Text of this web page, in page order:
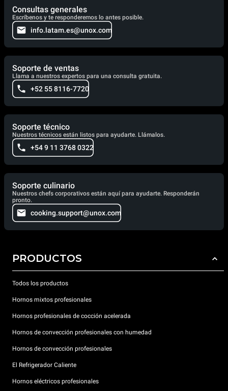
Consultas generales
Escríbenos y te responderemos lo antes posible.
info.latam.es@unox.com
Soporte de ventas
Llama a nuestros expertos para una consulta gratuita.
+52 55 8116-7720
Soporte técnico
Nuestros técnicos están listos para ayudarte. Llámalos.
+54 9 11 3768 0322
Soporte culinario
Nuestros chefs corporativos están aquí para ayudarte. Responderán
pronto.
cooking.support@unox.com
PRODUCTOS
Todos los productos
Hornos mixtos profesionales
Hornos profesionales de cocción acelerada
Hornos de convección profesionales con humedad
Hornos de convección profesionales
El Refrigerador Caliente
Hornos eléctricos profesionales